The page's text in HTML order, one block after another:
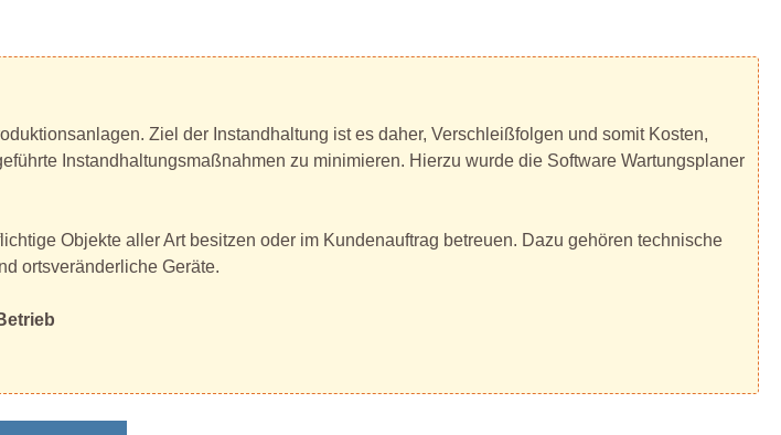
Ziel der Instandhaltung ist es daher, Verschleißfolgen und somit Kosten,
Instandhaltungsmaßnahmen zu minimieren. Hierzu wurde die Software Wartungsplaner
Objekte aller Art besitzen oder im Kundenauftrag betreuen. Dazu gehören technische
ortsveränderliche Geräte.